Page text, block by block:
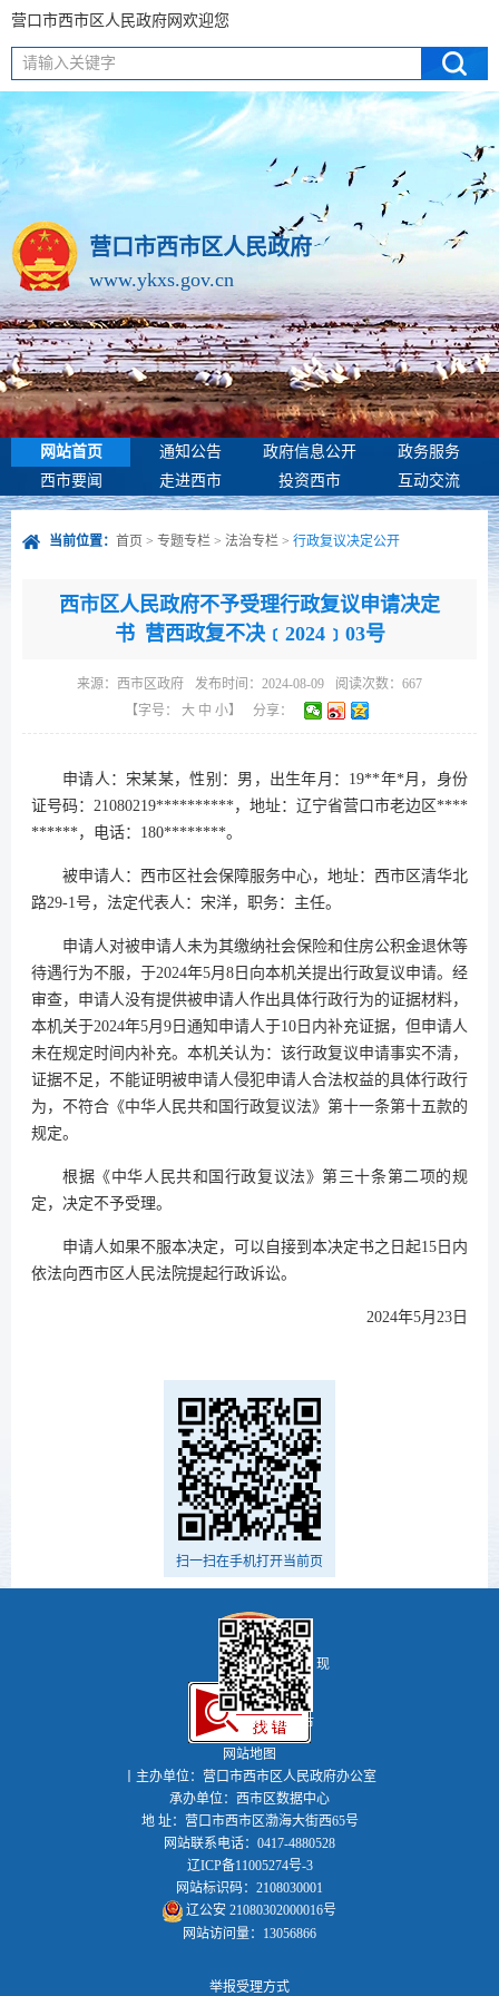
营口市西市区人民政府网欢迎您
请输入关键字
营口市西市区人民政府
www.ykxs.gov.cn
网站首页 通知公告 政府信息公开
政务服务
西市要闻
走进西市 投资西市 互动交流
当前位置： 首页 > 专题专栏 > 法治专栏 > 行政复议决定公开
西市区人民政府不予受理行政复议申请决定
书 营西政复不决﹝2024﹞03号
来源： 西市区政府 发布时间：2024-08-09 阅读次数： 667
【字号： 大 中 小】 分享：
申请人：宋某某，性别：男，出生年月：19**年*月，身份
证号码：21080219**********，地址：辽宁省营口市老边区****
******，电话：180********。
被申请人：西市区社会保障服务中心，地址：西市区清华北
路29-1号，法定代表人：宋洋，职务：主任。
申请人对被申请人未为其缴纳社会保险和住房公积金退休等
待遇行为不服，于2024年5月8日向本机关提出行政复议申请。经
审查，申请人没有提供被申请人作出具体行政行为的证据材料，
本机关于2024年5月9日通知申请人于10日内补充证据，但申请人
未在规定时间内补充。本机关认为：该行政复议申请事实不清，
证据不足，不能证明被申请人侵犯申请人合法权益的具体行政行
为，不符合《中华人民共和国行政复议法》第十一条第十五款的
规定。
根据《中华人民共和国行政复议法》第三十条第二项的规
定，决定不予受理。
申请人如果不服本决定，可以自接到本决定书之日起15日内
依法向西市区人民法院提起行政诉讼。
2024年5月23日
扫一扫在手机打开当前页
现
代河海新西市
网站地图
丨主办单位：营口市西市区人民政府办公室
承办单位：西市区数据中心
地 址：营口市西市区渤海大街西65号
网站联系电话：0417-4880528
辽ICP备11005274号-3
网站标识码：2108030001
辽公安 21080302000016号
网站访问量：13056866
举报受理方式